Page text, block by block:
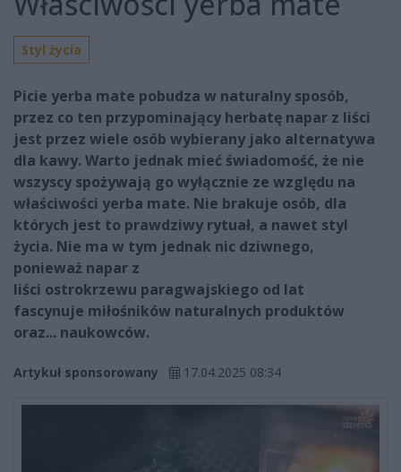
Styl życia
Picie yerba mate pobudza w naturalny sposób,
przez co ten przypominający herbatę napar z liści
jest przez wiele osób wybierany jako alternatywa
dla kawy. Warto jednak mieć świadomość, że nie
wszyscy spożywają go wyłącznie ze względu na
właściwości yerba mate. Nie brakuje osób, dla
których jest to prawdziwy rytuał, a nawet styl
życia. Nie ma w tym jednak nic dziwnego,
ponieważ napar z
liści ostrokrzewu paragwajskiego od lat
fascynuje miłośników naturalnych produktów
oraz... naukowców.
Artykuł sponsorowany 17.04.2025 08:34